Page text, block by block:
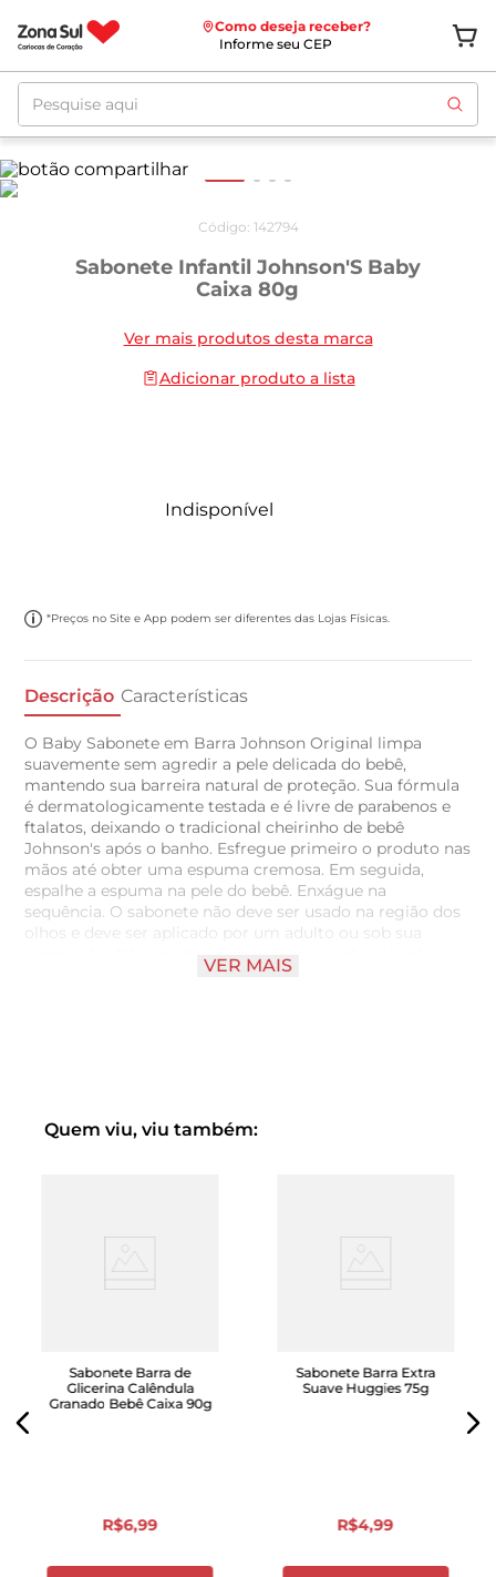
Como deseja receber?
Informe seu CEP
Pesquise aqui
Código: 142794
Sabonete Infantil Johnson'S Baby
Caixa 80g
Ver mais produtos desta marca
Adicionar produto a lista
Indisponível
*Preços no Site e App podem ser diferentes das Lojas Físicas.
Descrição Características
O Baby Sabonete em Barra Johnson Original limpa
suavemente sem agredir a pele delicada do bebê,
mantendo sua barreira natural de proteção. Sua fórmula
é dermatologicamente testada e é livre de parabenos e
ftalatos, deixando o tradicional cheirinho de bebê
Johnson's após o banho. Esfregue primeiro o produto nas
mãos até obter uma espuma cremosa. Em seguida,
espalhe a espuma na pele do bebê. Enxágue na
sequência. O sabonete não deve ser usado na região dos
olhos e deve ser aplicado por um adulto ou sob sua
supervisão. Não agride e nem resseca a pele pois não
contém álcool, nem triclosan. Ideal para peles delicadas.
VER MAIS
Quem viu, viu também:
Sabonete Barra de
Glicerina Calêndula
Granado Bebê Caixa 90g
R$6,99
Sabonete Barra Extra
Suave Huggies 75g
R$4,99